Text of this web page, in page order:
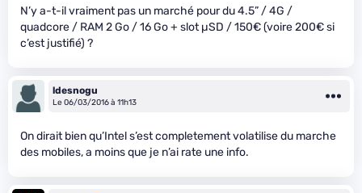
N’y a-t-il vraiment pas un marché pour du 4.5” / 4G /
quadcore / RAM 2 Go / 16 Go + slot µSD / 150€ (voire 200€ si
c’est justifié) ?
ldesnogu
Le 06/03/2016 à 11h13
On dirait bien qu’Intel s’est completement volatilise du marche
des mobiles, a moins que je n’ai rate une info.